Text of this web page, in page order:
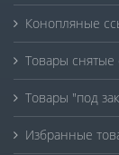
Конопляные
Товары снятые
Товары "под
Избранные